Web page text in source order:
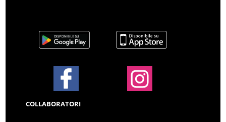
COLLABORATORI